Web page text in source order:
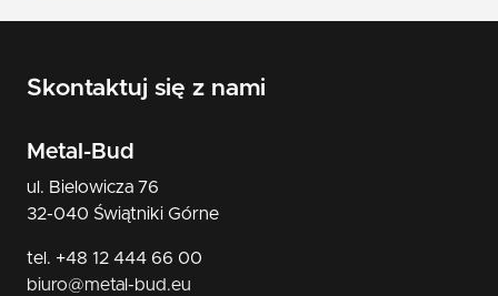
Skontaktuj się z nami
Metal-Bud
ul. Bielowicza 76
32-040 Świątniki Górne
tel. +48 12 444 66 00
biuro@metal-bud.eu